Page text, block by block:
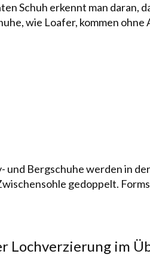
Schuh erkennt man daran,
wie Loafer, kommen
und Berg­schuhe werden in
ge­dop­pelt.
Lochverzierung im